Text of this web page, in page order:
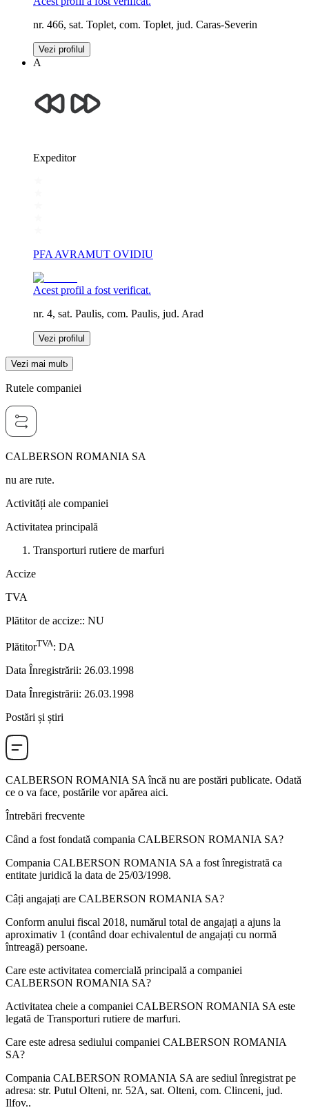
nr. 466, sat. Toplet, com. Toplet, jud. Caras-Severin
Vezi profilul
A
Expeditor
PFA AVRAMUT OVIDIU
Acest profil a fost verificat.
nr. 4, sat. Paulis, com. Paulis, jud. Arad
Vezi profilul
Vezi mai mult
Rutele companiei
CALBERSON ROMANIA SA
nu are rute.
Activități ale companiei
Activitatea principală
Transporturi rutiere de marfuri
Accize
TVA
Plătitor de accize:: NU
PlătitorTVA: DA
Data Înregistrării: 26.03.1998
Data Înregistrării: 26.03.1998
Postări și știri
CALBERSON ROMANIA SA încă nu are postări publicate. Odată
ce o va face, postările vor apărea aici.
Întrebări frecvente
Când a fost fondată compania CALBERSON ROMANIA SA?
Compania CALBERSON ROMANIA SA a fost înregistrată ca
entitate juridică la data de 25/03/1998.
Câți angajați are CALBERSON ROMANIA SA?
Conform anului fiscal 2018, numărul total de angajați a ajuns la
aproximativ 1 (contând doar echivalentul de angajați cu normă
întreagă) persoane.
Care este activitatea comercială principală a companiei
CALBERSON ROMANIA SA?
Activitatea cheie a companiei CALBERSON ROMANIA SA este
legată de Transporturi rutiere de marfuri.
Care este adresa sediului companiei CALBERSON ROMANIA
SA?
Compania CALBERSON ROMANIA SA are sediul înregistrat pe
adresa: str. Putul Olteni, nr. 52A, sat. Olteni, com. Clinceni, jud.
Ilfov..